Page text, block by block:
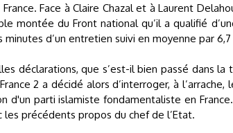
Face à Claire Chazal et à Laurent
montée du Front national qu’il a qualifié
minutes d’un entretien suivi en moyenne par
déclarations, que s’est-il bien passé dans
2 a décidé alors d’interroger, à
d'un parti islamiste fondamentaliste en
les précédents propos du chef de l’Etat.